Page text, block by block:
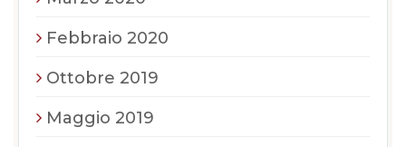
Febbraio 2020
Ottobre 2019
Maggio 2019